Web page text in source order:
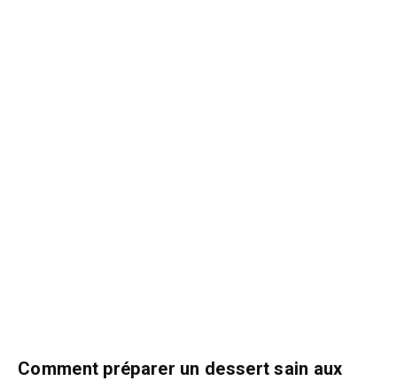
Comment préparer un dessert sain aux